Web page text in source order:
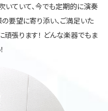
いていて、今でも定期的に演奏
要望に寄り添い、ご満足いた
張ります！ どんな楽器でもま